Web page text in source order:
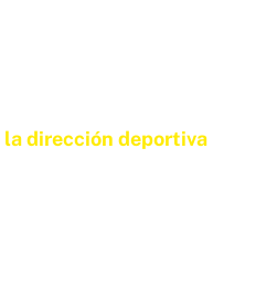
la dirección deportiva